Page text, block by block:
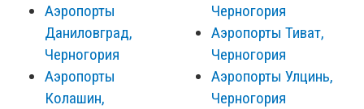
Аэропорты
Даниловград,
Черногория
Аэропорты
Колашин,
Черногория
Аэропорты Тиват,
Черногория
Аэропорты Улцинь,
Черногория